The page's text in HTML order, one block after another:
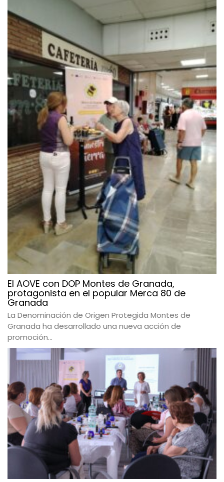
El AOVE con DOP Montes de Granada,
protagonista en el popular Merca 80 de
Granada
La Denominación de Origen Protegida Montes de
Granada ha desarrollado una nueva acción de
promoción...